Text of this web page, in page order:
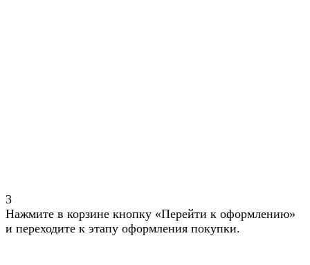
3
Нажмите в корзине кнопку «Перейти к оформлению»
и переходите к этапу оформления покупки.